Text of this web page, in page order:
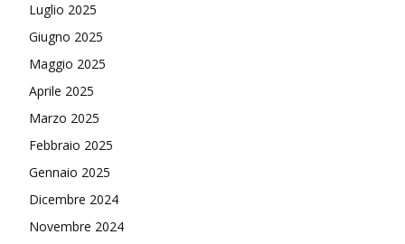
Luglio 2025
Giugno 2025
Maggio 2025
Aprile 2025
Marzo 2025
Febbraio 2025
Gennaio 2025
Dicembre 2024
Novembre 2024